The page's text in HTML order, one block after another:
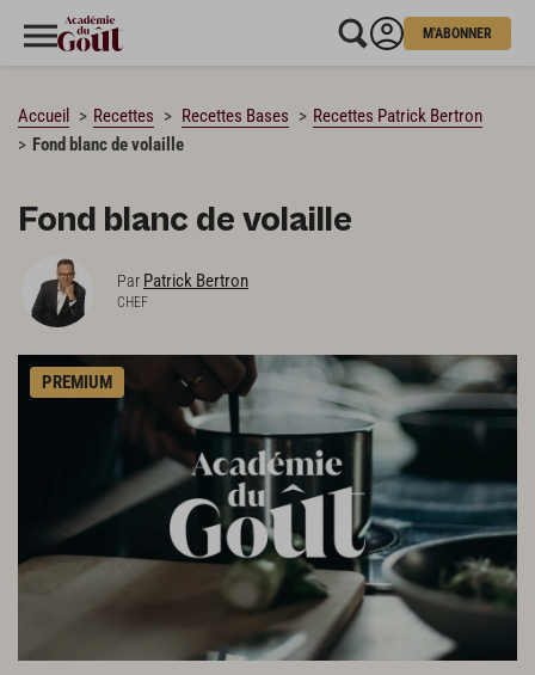
M'ABONNER
Accueil Recettes Recettes Bases
Recettes Patrick Bertron
Fond blanc de volaille
Fond blanc de volaille
Par Patrick Bertron
CHEF
PREMIUM
CHARGEMENT…